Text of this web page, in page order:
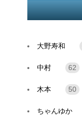
大野寿和
中村 62
木本 50
ちゃんゆか